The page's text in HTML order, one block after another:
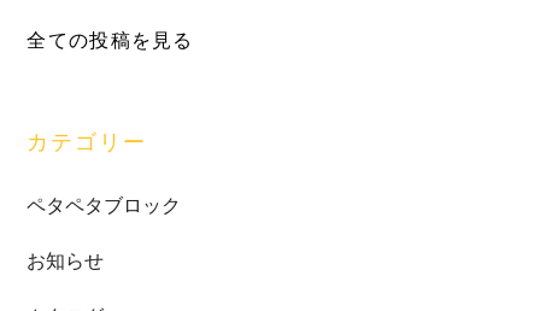
最
サ
ド
バ
ー
全ての投稿を見る
カテゴリー
ペタペタブロック
お知らせ